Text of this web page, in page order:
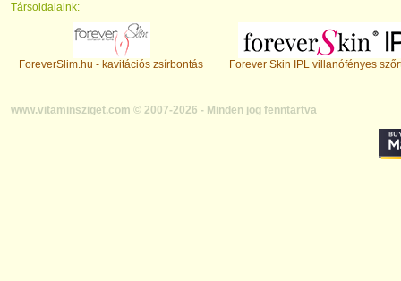
Társoldalaink:
ForeverSlim.hu - kavitációs zsírbontás Forever Skin IPL villanófényes
www.vitaminsziget.com © 2007-2026 - Minden jog fenntartva